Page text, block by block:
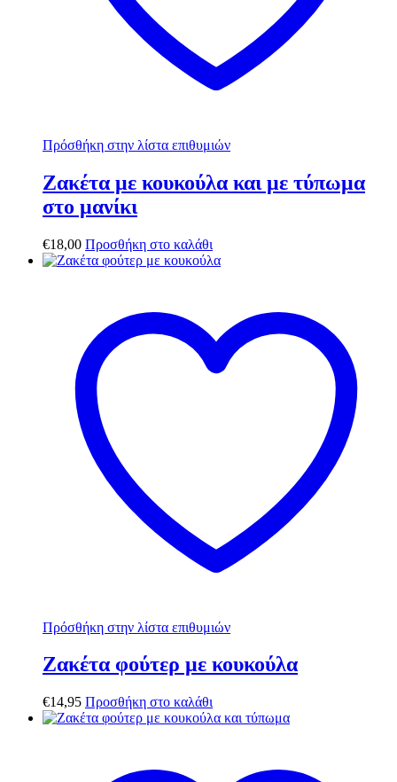
Πρόσθήκη στην λίστα επιθυμιών
Ζακέτα με κουκούλα και με τύπωμα
στο μανίκι
€18,00 Προσθήκη στο καλάθι
Πρόσθήκη στην λίστα επιθυμιών
Ζακέτα φούτερ με κουκούλα
€14,95 Προσθήκη στο καλάθι